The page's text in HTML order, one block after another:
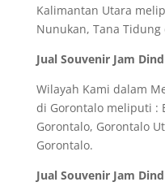
Kalimantan Utara
Nunukan, Tana Tidung
Jual Souvenir Jam
Wilayah Kami dalam
di Gorontalo meliputi :
Gorontalo, Gorontalo
Gorontalo.
Jual Souvenir Jam